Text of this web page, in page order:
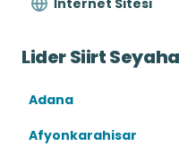
İnternet Sitesi
Lider Siirt
Adana
Afyonkarahisar